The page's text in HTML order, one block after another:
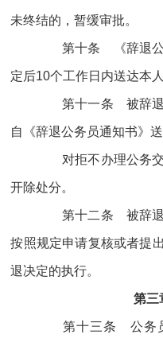
未终结的，暂缓审批。
第十条 《辞退公
定后10个工作日内送达本人
第十一条 被辞退
自《辞退公务员通知书》
对拒不办理公务交
开除处分。
第十二条 被辞退
按照规定申请复核或者提
退决定的执行。
第
第十三条 公务员